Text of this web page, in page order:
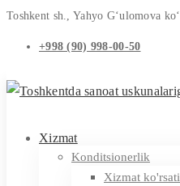
Toshkent sh., Yahyo G‘ulomova
+998 (90) 998-00-50
Xizmat
Konditsionerlik
Xizmat